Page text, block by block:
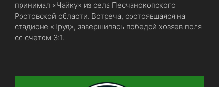
принимал «Чайку» из села Песчанокопского
Ростовской области. Встреча, состоявшаяся на
стадионе «Труд», завершилась победой хозяев поля
со счетом 3:1.